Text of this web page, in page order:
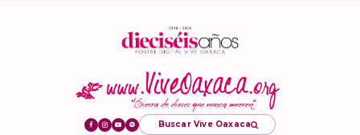
Buscar Vive Oaxaca